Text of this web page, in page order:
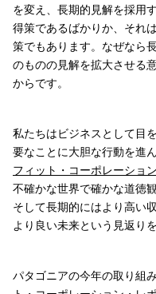
を変え、長期的見解を採用
得策であるばかりか、それ
策でもあります。なぜなら
のものの見解を拡大させる
からです。
私たちはビジネスとして目
要なことに大胆な行動を進
フィット・コーポレーショ
不確かな世界で確かな道徳
そして長期的にはより高い
より良い未来という見返り
パタゴニアの今年の取り組